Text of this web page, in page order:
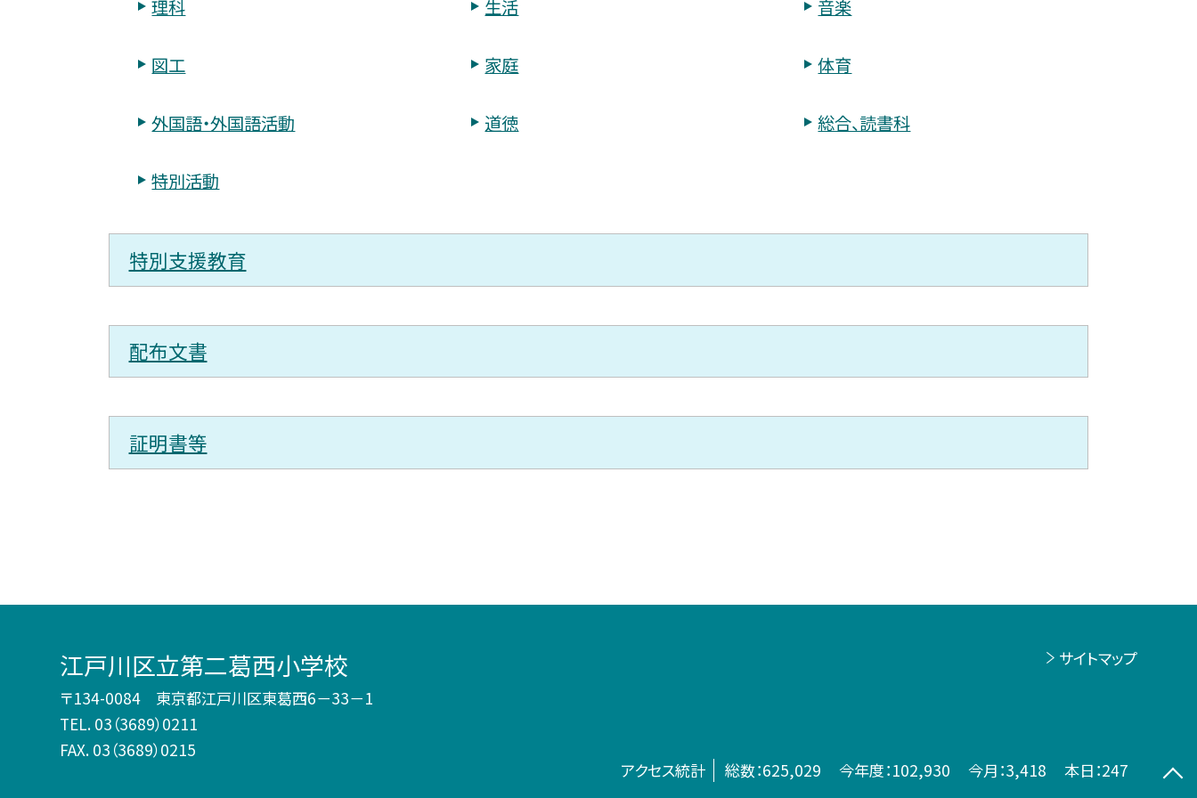
理科 生活 音楽
図工 家庭 体育
外国語・外国語活動 道徳 総合、読書科
特別活動
特別支援教育
配布文書
証明書等
江戸川区立第二葛西小学校
〒134-0084 東京都江戸川区東葛西6－33－1
TEL. 03（3689）0211
FAX. 03（3689）0215
サイトマップ
アクセス統計 総数：625,029 今年度：102,930 今月：3,418 本日：247